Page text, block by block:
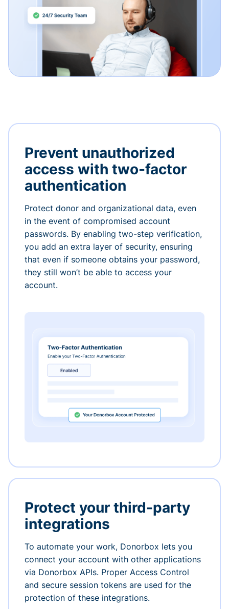
Prevent unauthorized
access with two-factor
authentication
Protect donor and organizational data, even
in the event of compromised account
passwords. By enabling two-step verification,
you add an extra layer of security, ensuring
that even if someone obtains your password,
they still won’t be able to access your
account.
Protect your third-party
integrations
To automate your work, Donorbox lets you
connect your account with other applications
via Donorbox APIs. Proper Access Control
and secure session tokens are used for the
protection of these integrations.